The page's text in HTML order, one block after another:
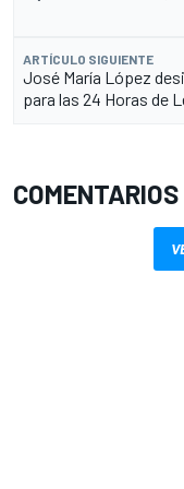
ARTÍCULO SIGUIENTE
José María López
para las 24 Horas de